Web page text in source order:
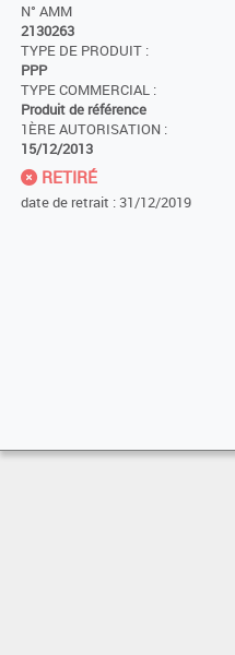
N° AMM
2130263
TYPE DE PRODUIT :
PPP
TYPE COMMERCIAL :
Produit de référence
1ÈRE AUTORISATION :
15/12/2013
RETIRÉ
date de retrait : 31/12/2019